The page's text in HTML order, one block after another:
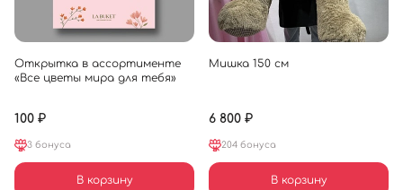
Открытка в ассортименте
«Все цветы мира для тебя»
100 ₽
3 бонуса
В корзину
Мишка 150 см
6 800 ₽
204 бонуса
В корзину